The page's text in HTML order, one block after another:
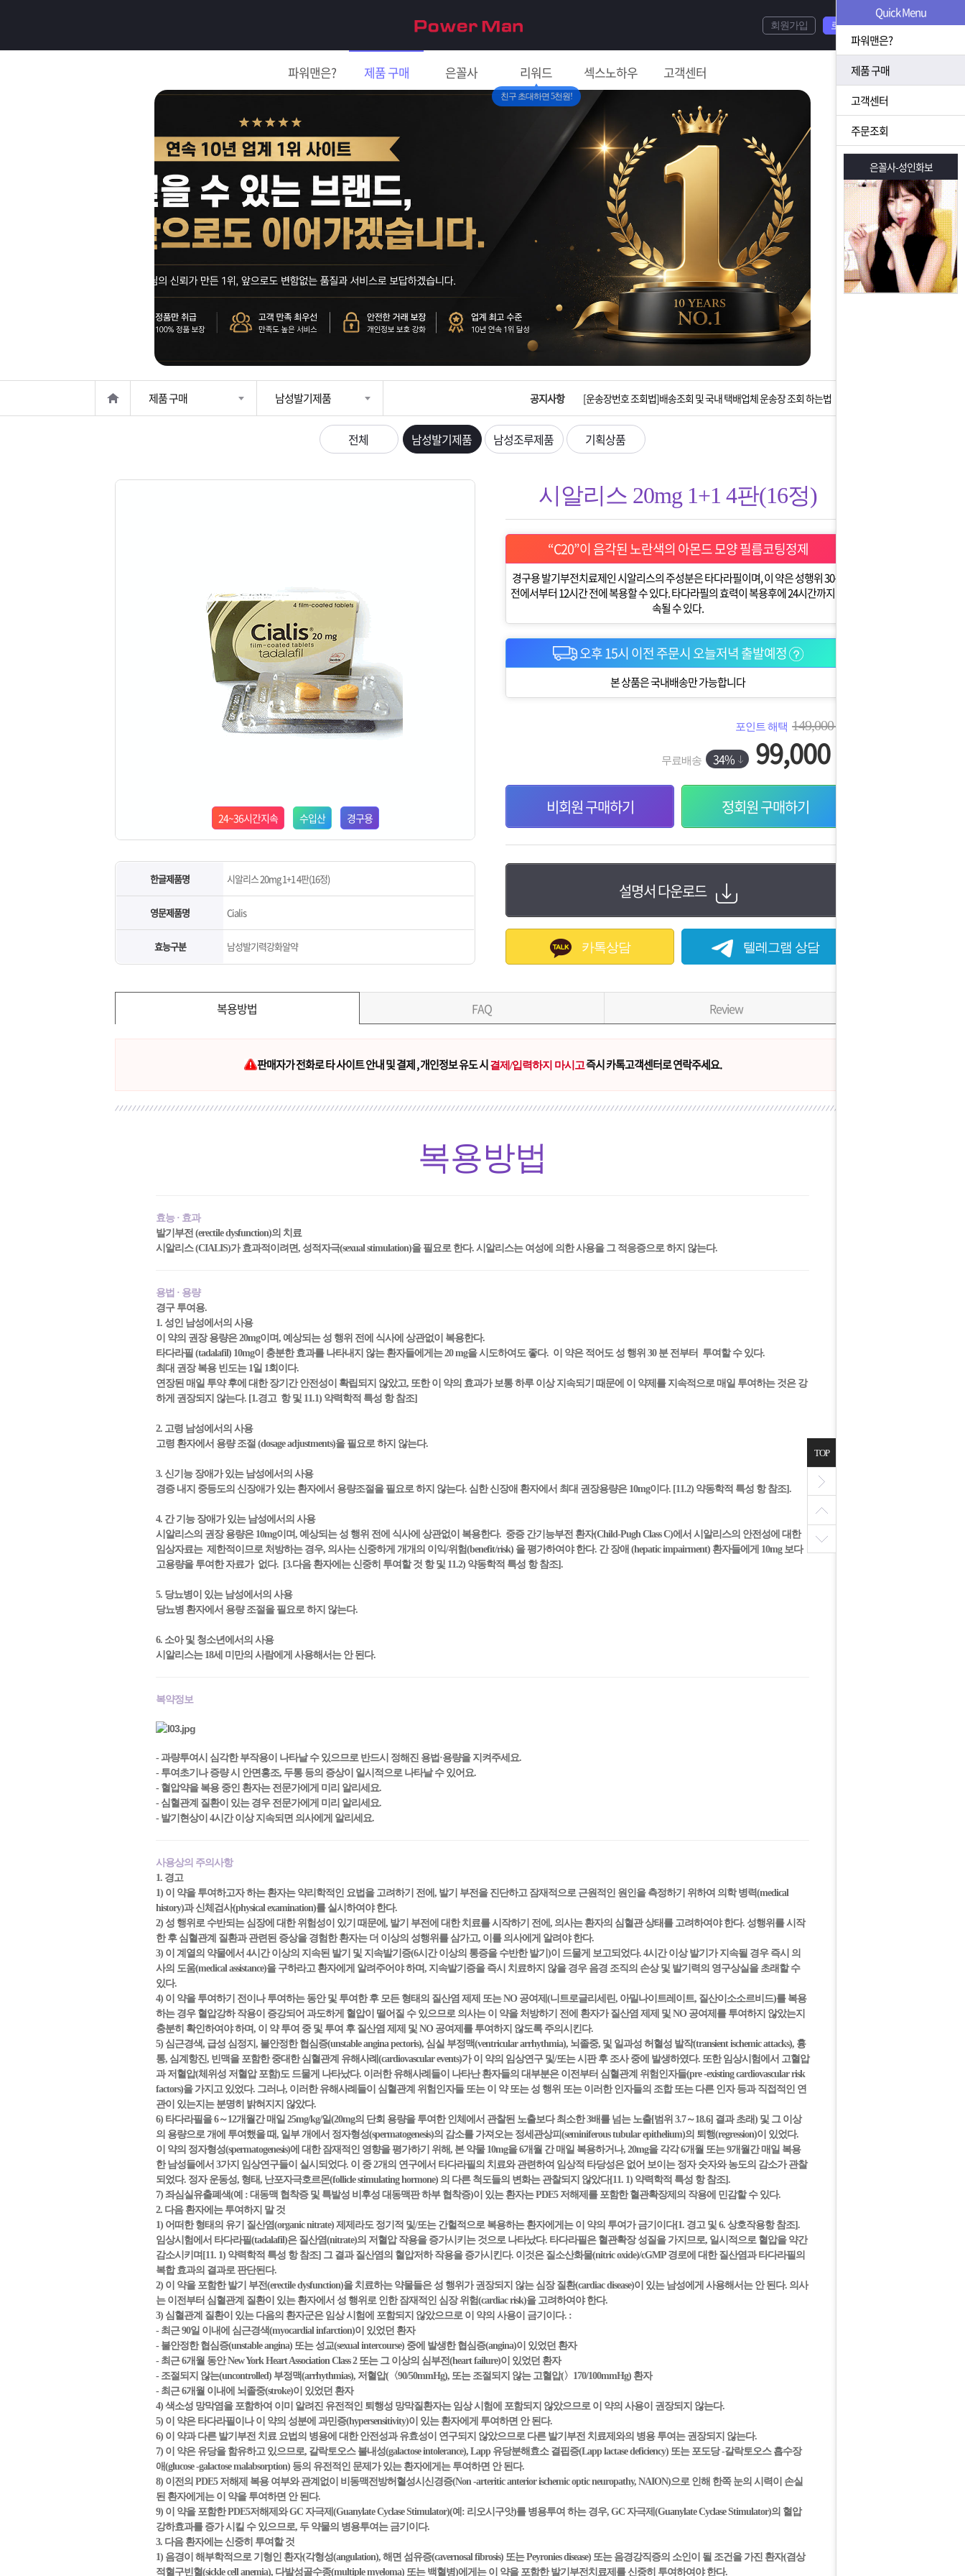
파워맨은? 제품 구매 은꼴사 리워드
친구 초대하면 5천원!
섹스노하우 고객센터
회원가입 로그인
그
제품 구매 남성발기제품 공지사항
입금확인이 안되는 상황을 대비해 꼭 입금후 고객센터 연락바랍니다.
[2026구정 연휴]설 연휴 배송 및 휴무 안내
[운송장번호 조회법]배송조회 및 국내 택배업체 운송장 조회 하는법
[ios앱 오픈]아이폰 고객 앱설치 가능합니다.
입금확인이 안되는 상황을 대비해 꼭 입금후 고객센터 연락바랍니다.
[2026구정 연휴]설 연휴 배송 및 휴무 안내
전체 남성발기제품 남성조루제품 기획상품
24~36시간지속 수입산 경구용
한글제품명 시알리스 20mg 1+1 4판(16정)
영문제품명 Cialis
효능구분 남성발기력강화알약
시알리스 20mg 1+1 4판(16정)
“C20”이 음각된 노란색의 아몬드 모양 필름코팅정제
경구용 발기부전치료제인 시알리스의 주성분은 타다라필이며, 이 약은 성행위 30분
전에서부터 12시간 전에 복용할 수 있다. 타다라필의 효력이 복용후에 24시간까지 지
속될 수 있다.
오후 15시 이전 주문시 오늘저녁 출발예정
본 상품은 국내배송만 가능합니다
포인트 해택 149,000
무료배송 34% 99,000
비회원 구매하기 정회원 구매하기
설명서 다운로드
카톡상담 텔레그램 상담
복용방법 FAQ Review
판매자가 전화로 타 사이트 안내 및 결제 , 개인정보 유도 시결제/입력하지 마시고즉시 카톡고객센터로 연락주세요.
복용방법
효능 · 효과
발기부전 (erectile dysfunction)의 치료
시알리스 (CIALIS)가 효과적이려면, 성적자극(sexual stimulation)을 필요로 한다. 시알리스는 여성에 의한 사용을 그 적응증으로 하지 않는다.
용법 · 용량
경구 투여용.
1. 성인 남성에서의 사용
이 약의 권장 용량은 20mg이며, 예상되는 성 행위 전에 식사에 상관없이 복용한다.
타다라필 (tadalafil) 10mg이 충분한 효과를 나타내지 않는 환자들에게는 20 mg을 시도하여도 좋다. 이 약은 적어도 성 행위 30 분 전부터 투여할 수 있다.
최대 권장 복용 빈도는 1일 1회이다.
연장된 매일 투약 후에 대한 장기간 안전성이 확립되지 않았고, 또한 이 약의 효과가 보통 하루 이상 지속되기 때문에 이 약제를 지속적으로 매일 투여하는 것은 강
하게 권장되지 않는다. [1.경고 항 및 11.1) 약력학적 특성 항 참조]
2. 고령 남성에서의 사용
고령 환자에서 용량 조절 (dosage adjustments)을 필요로 하지 않는다.
3. 신기능 장애가 있는 남성에서의 사용
경증 내지 중등도의 신장애가 있는 환자에서 용량조절을 필요로 하지 않는다. 심한 신장애 환자에서 최대 권장용량은 10mg이다. [11.2) 약동학적 특성 항 참조].
4. 간 기능 장애가 있는 남성에서의 사용
시알리스의 권장 용량은 10mg이며, 예상되는 성 행위 전에 식사에 상관없이 복용한다. 중증 간기능부전 환자(Child-Pugh Class C)에서 시알리스의 안전성에 대한
임상자료는 제한적이므로 처방하는 경우, 의사는 신중하게 개개의 이익/위험(benefit/risk) 을 평가하여야 한다. 간 장애 (hepatic impairment) 환자들에게 10mg 보다
고용량을 투여한 자료가 없다. [3.다음 환자에는 신중히 투여할 것 항 및 11.2) 약동학적 특성 항 참조].
5. 당뇨병이 있는 남성에서의 사용
당뇨병 환자에서 용량 조절을 필요로 하지 않는다.
6. 소아 및 청소년에서의 사용
시알리스는 18세 미만의 사람에게 사용해서는 안 된다.
복약정보
- 과량투여시 심각한 부작용이 나타날 수 있으므로 반드시 정해진 용법·용량을 지켜주세요.
- 투여초기나 증량 시 안면홍조, 두통 등의 증상이 일시적으로 나타날 수 있어요.
- 혈압약을 복용 중인 환자는 전문가에게 미리 알리세요.
- 심혈관계 질환이 있는 경우 전문가에게 미리 알리세요.
- 발기현상이 4시간 이상 지속되면 의사에게 알리세요.
사용상의 주의사항
1. 경고
1) 이 약을 투여하고자 하는 환자는 약리학적인 요법을 고려하기 전에, 발기 부전을 진단하고 잠재적으로 근원적인 원인을 측정하기 위하여 의학 병력(medical
history)과 신체검사(physical examination)를 실시하여야 한다.
2) 성 행위로 수반되는 심장에 대한 위험성이 있기 때문에, 발기 부전에 대한 치료를 시작하기 전에, 의사는 환자의 심혈관 상태를 고려하여야 한다. 성행위를 시작
한 후 심혈관계 질환과 관련된 증상을 경험한 환자는 더 이상의 성행위를 삼가고, 이를 의사에게 알려야 한다.
3) 이 계열의 약물에서 4시간 이상의 지속된 발기 및 지속발기증(6시간 이상의 통증을 수반한 발기)이 드물게 보고되었다. 4시간 이상 발기가 지속될 경우 즉시 의
사의 도움(medical assistance)을 구하라고 환자에게 알려주어야 하며, 지속발기증을 즉시 치료하지 않을 경우 음경 조직의 손상 및 발기력의 영구상실을 초래할 수
있다.
4) 이 약을 투여하기 전이나 투여하는 동안 및 투여한 후 모든 형태의 질산염 제제 또는 NO 공여제(니트로글리세린, 아밀나이트레이트, 질산이소소르비드)를 복용
하는 경우 혈압강하 작용이 증강되어 과도하게 혈압이 떨어질 수 있으므로 의사는 이 약을 처방하기 전에 환자가 질산염 제제 및 NO 공여제를 투여하지 않았는지
충분히 확인하여야 하며, 이 약 투여 중 및 투여 후 질산염 제제 및 NO 공여제를 투여하지 않도록 주의시킨다.
5) 심근경색, 급성 심정지, 불안정한 협심증(unstable angina pectoris), 심실 부정맥(ventricular arrhythmia), 뇌졸중, 및 일과성 허혈성 발작(transient ischemic attacks), 흉
통, 심계항진, 빈맥을 포함한 중대한 심혈관계 유해사례(cardiovascular events)가 이 약의 임상연구 및/또는 시판 후 조사 중에 발생하였다. 또한 임상시험에서 고혈압
과 저혈압(체위성 저혈압 포함)도 드물게 나타났다. 이러한 유해사례들이 나타난 환자들의 대부분은 이전부터 심혈관계 위험인자들(pre -existing cardiovascular risk
factors)을 가지고 있었다. 그러나, 이러한 유해사례들이 심혈관계 위험인자들 또는 이 약 또는 성 행위 또는 이러한 인자들의 조합 또는 다른 인자 등과 직접적인 연
관이 있는지는 분명히 밝혀지지 않았다.
6) 타다라필을 6～12개월간 매일 25mg/kg/일(20mg의 단회 용량을 투여한 인체에서 관찰된 노출보다 최소한 3배를 넘는 노출[범위 3.7～18.6] 결과 초래) 및 그 이상
의 용량으로 개에 투여했을 때, 일부 개에서 정자형성(spermatogenesis)의 감소를 가져오는 정세관상피(seminiferous tubular epithelium)의 퇴행(regression)이 있었다.
이 약의 정자형성(spermatogenesis)에 대한 잠재적인 영향을 평가하기 위해, 본 약물 10mg을 6개월 간 매일 복용하거나, 20mg을 각각 6개월 또는 9개월간 매일 복용
한 남성들에서 3가지 임상연구들이 실시되었다. 이 중 2개의 연구에서 타다라필의 치료와 관련하여 임상적 타당성은 없어 보이는 정자 숫자와 농도의 감소가 관찰
되었다. 정자 운동성, 형태, 난포자극호르몬(follicle stimulating hormone) 의 다른 척도들의 변화는 관찰되지 않았다[11. 1) 약력학적 특성 항 참조].
7) 좌심실유출폐색(예 : 대동맥 협착증 및 특발성 비후성 대동맥판 하부 협착증)이 있는 환자는 PDE5 저해제를 포함한 혈관확장제의 작용에 민감할 수 있다.
2. 다음 환자에는 투여하지 말 것
1) 어떠한 형태의 유기 질산염(organic nitrate) 제제라도 정기적 및/또는 간헐적으로 복용하는 환자에게는 이 약의 투여가 금기이다[1. 경고 및 6. 상호작용항 참조].
임상시험에서 타다라필(tadalafil)은 질산염(nitrate)의 저혈압 작용을 증가시키는 것으로 나타났다. 타다라필은 혈관확장 성질을 가지므로, 일시적으로 혈압을 약간
감소시키며[11. 1) 약력학적 특성 항 참조] 그 결과 질산염의 혈압저하 작용을 증가시킨다. 이것은 질소산화물(nitric oxide)/cGMP 경로에 대한 질산염과 타다라필의
복합 효과의 결과로 판단된다.
2) 이 약을 포함한 발기 부전(erectile dysfunction)을 치료하는 약물들은 성 행위가 권장되지 않는 심장 질환(cardiac disease)이 있는 남성에게 사용해서는 안 된다. 의사
는 이전부터 심혈관계 질환이 있는 환자에서 성 행위로 인한 잠재적인 심장 위험(cardiac risk)을 고려하여야 한다.
3) 심혈관계 질환이 있는 다음의 환자군은 임상 시험에 포함되지 않았으므로 이 약의 사용이 금기이다. :
- 최근 90일 이내에 심근경색(myocardial infarction)이 있었던 환자
- 불안정한 협심증(unstable angina) 또는 성교(sexual intercourse) 중에 발생한 협심증(angina)이 있었던 환자
- 최근 6개월 동안 New York Heart Association Class 2 또는 그 이상의 심부전(heart failure)이 있었던 환자
- 조절되지 않는(uncontrolled) 부정맥(arrhythmias), 저혈압(〈90/50mmHg), 또는 조절되지 않는 고혈압(〉170/100mmHg) 환자
- 최근 6개월 이내에 뇌졸중(stroke)이 있었던 환자
4) 색소성 망막염을 포함하여 이미 알려진 유전적인 퇴행성 망막질환자는 임상 시험에 포함되지 않았으므로 이 약의 사용이 권장되지 않는다.
5) 이 약은 타다라필이나 이 약의 성분에 과민증(hypersensitivity)이 있는 환자에게 투여하면 안 된다.
6) 이 약과 다른 발기부전 치료 요법의 병용에 대한 안전성과 유효성이 연구되지 않았으므로 다른 발기부전 치료제와의 병용 투여는 권장되지 않는다.
7) 이 약은 유당을 함유하고 있으므로, 갈락토오스 불내성(galactose intolerance), Lapp 유당분해효소 결핍증(Lapp lactase deficiency) 또는 포도당 -갈락토오스 흡수장
애(glucose -galactose malabsorption) 등의 유전적인 문제가 있는 환자에게는 투여하면 안 된다.
8) 이전의 PDE5 저해제 복용 여부와 관계없이 비동맥전방허혈성시신경증(Non -arteritic anterior ischemic optic neuropathy, NAION)으로 인해 한쪽 눈의 시력이 손실
된 환자에게는 이 약을 투여하면 안 된다.
9) 이 약을 포함한 PDE5저해제와 GC 자극제(Guanylate Cyclase Stimulator)(예: 리오시구앗)를 병용투여 하는 경우, GC 자극제(Guanylate Cyclase Stimulator)의 혈압
강하효과를 증가 시킬 수 있으므로, 두 약물의 병용투여는 금기이다.
3. 다음 환자에는 신중히 투여할 것
1) 음경이 해부학적으로 기형인 환자(각형성(angulation), 해면 섬유증(cavernosal fibrosis) 또는 Peyronies disease) 또는 음경강직증의 소인이 될 조건을 가진 환자(겸상
적혈구빈혈(sickle cell anemia), 다발성골수종(multiple myeloma) 또는 백혈병)에게는 이 약을 포함한 발기부전치료제를 신중히 투여하여야 한다.
Quick Menu
파워맨은?
제품 구매
고객센터
주문조회
은꼴사-성인화보 은꼴사-성인화보
TOP